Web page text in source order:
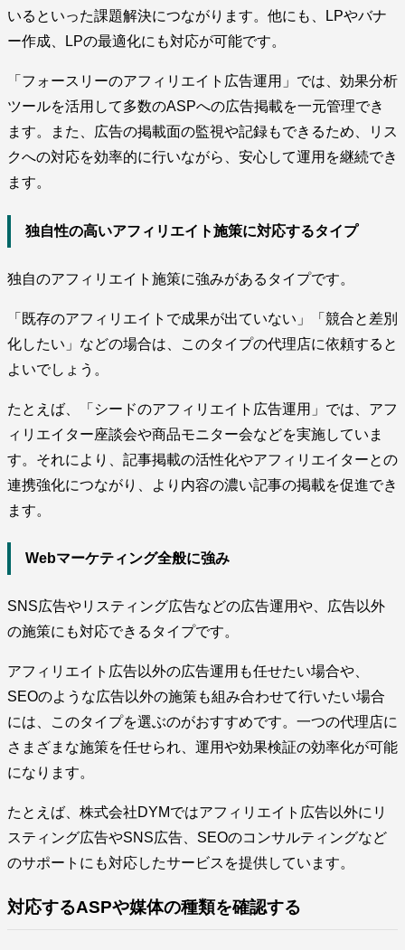
いるといった課題解決につながります。他にも、LPやバナ
ー作成、LPの最適化にも対応が可能です。
「フォースリーのアフィリエイト広告運用」では、効果分析
ツールを活用して多数のASPへの広告掲載を一元管理でき
ます。また、広告の掲載面の監視や記録もできるため、リス
クへの対応を効率的に行いながら、安心して運用を継続でき
ます。
独自性の高いアフィリエイト施策に対応するタイプ
独自のアフィリエイト施策に強みがあるタイプです。
「既存のアフィリエイトで成果が出ていない」「競合と差別
化したい」などの場合は、このタイプの代理店に依頼すると
よいでしょう。
たとえば、「シードのアフィリエイト広告運用」では、アフ
ィリエイター座談会や商品モニター会などを実施していま
す。それにより、記事掲載の活性化やアフィリエイターとの
連携強化につながり、より内容の濃い記事の掲載を促進でき
ます。
Webマーケティング全般に強み
SNS広告やリスティング広告などの広告運用や、広告以外
の施策にも対応できるタイプです。
アフィリエイト広告以外の広告運用も任せたい場合や、
SEOのような広告以外の施策も組み合わせて行いたい場合
には、このタイプを選ぶのがおすすめです。一つの代理店に
さまざまな施策を任せられ、運用や効果検証の効率化が可能
になります。
たとえば、株式会社DYMではアフィリエイト広告以外にリ
スティング広告やSNS広告、SEOのコンサルティングなど
のサポートにも対応したサービスを提供しています。
対応するASPや媒体の種類を確認する